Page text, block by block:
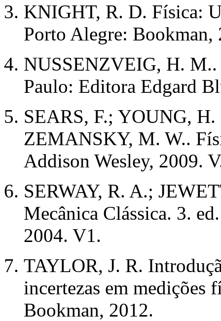
KNIGHT, R. D. Física:
Porto Alegre: Bookman,
NUSSENZVEIG, H. M..
Paulo: Editora Edgard
SEARS, F.; YOUNG,
ZEMANSKY, M. W..
Addison Wesley, 2009.
SERWAY, R. A.;
Mecânica Clássica. 3.
2004. V1.
TAYLOR, J. R.
incertezas em medições
Bookman, 2012.